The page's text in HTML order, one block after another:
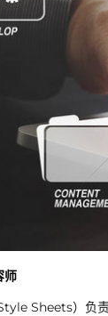
师
Sheets）负